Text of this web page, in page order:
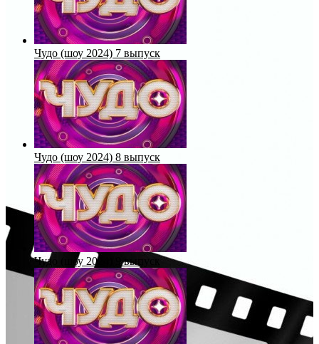
Чудо (шоу 2024) 7 выпуск
Чудо (шоу 2024) 8 выпуск
Чудо (шоу 2024) 9 выпуск